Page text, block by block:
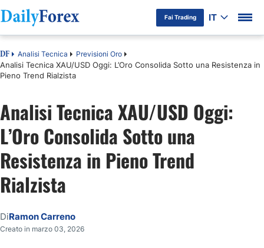
Fai Trading IT
DF Analisi Tecnica Previsioni Oro
Analisi Tecnica XAU/USD Oggi: L’Oro Consolida Sotto una Resistenza in
Pieno Trend Rialzista
Analisi Tecnica XAU/USD Oggi:
L’Oro Consolida Sotto una
Resistenza in Pieno Trend
Rialzista
DiRamon Carreno
Creato in marzo 03, 2026